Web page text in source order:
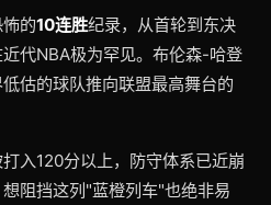
的10连胜纪录，从首轮到东决
代NBA极为罕见。布伦森-哈登
估的球队推向联盟最高舞台的
入120分以上，防守体系已近崩
阻挡这列"蓝橙列车"也绝非易